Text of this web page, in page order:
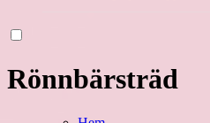
Rönnbärsträd